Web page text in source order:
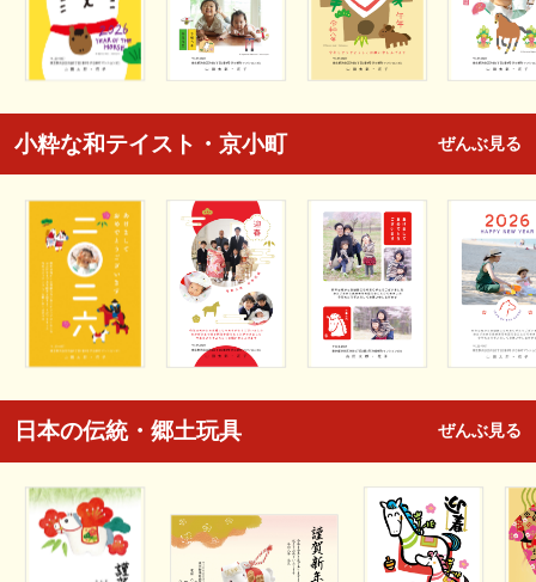
小粋な和テイスト・京小町 ぜんぶ見る
日本の伝統・郷土玩具 ぜんぶ見る